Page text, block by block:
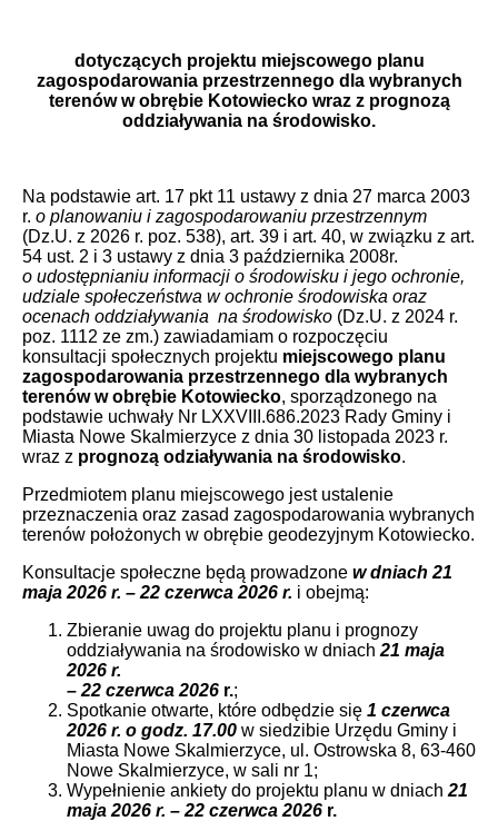
dotyczących projektu miejscowego planu
zagospodarowania przestrzennego dla wybranych
terenów w obrębie Kotowiecko wraz z prognozą
oddziaływania na środowisko.
Na podstawie art. 17 pkt 11 ustawy z dnia 27 marca 2003
r. o planowaniu i zagospodarowaniu przestrzennym
(Dz.U. z 2026 r. poz. 538), art. 39 i art. 40, w związku z art.
54 ust. 2 i 3 ustawy z dnia 3 października 2008r.
o udostępnianiu informacji o środowisku i jego ochronie,
udziale społeczeństwa w ochronie środowiska oraz
ocenach oddziaływania na środowisko (Dz.U. z 2024 r.
poz. 1112 ze zm.) zawiadamiam o rozpoczęciu
konsultacji społecznych projektu miejscowego planu
zagospodarowania przestrzennego dla wybranych
terenów w obrębie Kotowiecko, sporządzonego na
podstawie uchwały Nr LXXVIII.686.2023 Rady Gminy i
Miasta Nowe Skalmierzyce z dnia 30 listopada 2023 r.
wraz z prognozą odziaływania na środowisko.
Przedmiotem planu miejscowego jest ustalenie
przeznaczenia oraz zasad zagospodarowania wybranych
terenów położonych w obrębie geodezyjnym Kotowiecko.
Konsultacje społeczne będą prowadzone w dniach 21
maja 2026 r. – 22 czerwca 2026 r. i obejmą:
Zbieranie uwag do projektu planu i prognozy
oddziaływania na środowisko w dniach 21 maja
2026 r.
– 22 czerwca 2026 r.;
Spotkanie otwarte, które odbędzie się 1 czerwca
2026 r. o godz. 17.00 w siedzibie Urzędu Gminy i
Miasta Nowe Skalmierzyce, ul. Ostrowska 8, 63-460
Nowe Skalmierzyce, w sali nr 1;
Wypełnienie ankiety do projektu planu w dniach 21
maja 2026 r. – 22 czerwca 2026 r.